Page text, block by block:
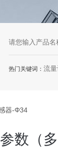
热门关键词： 流量计
器-Φ34
数（